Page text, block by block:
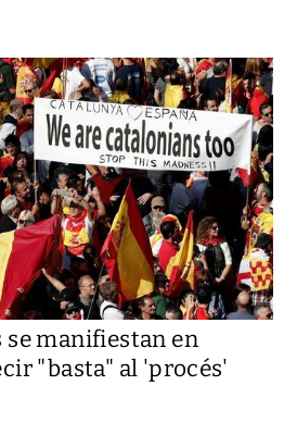
se manifiestan en
"basta" al 'procés'